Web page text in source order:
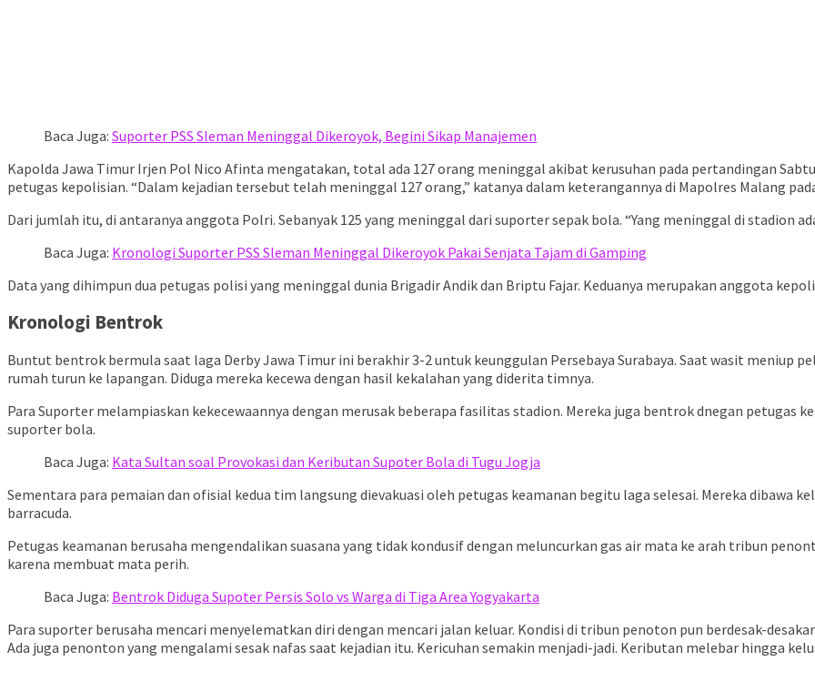
Baca Juga: Suporter PSS Sleman Meninggal Dikeroyok, Begini Sikap Manajemen
Kapolda Jawa Timur Irjen Pol Nico Afinta mengatakan, total ada 127 orang meninggal akibat kerusuhan pada pertandingan
petugas kepolisian. “Dalam kejadian tersebut telah meninggal 127 orang,” katanya dalam keterangannya di Mapolres Malang
Dari jumlah itu, di antaranya anggota Polri. Sebanyak 125 yang meninggal dari suporter sepak bola. “Yang meninggal di stadion
Baca Juga: Kronologi Suporter PSS Sleman Meninggal Dikeroyok Pakai Senjata Tajam di Gamping
Data yang dihimpun dua petugas polisi yang meninggal dunia Brigadir Andik dan Briptu Fajar. Keduanya merupakan anggota
Kronologi Bentrok
Buntut bentrok bermula saat laga Derby Jawa Timur ini berakhir 3-2 untuk keunggulan Persebaya Surabaya. Saat wasit meniup
rumah turun ke lapangan. Diduga mereka kecewa dengan hasil kekalahan yang diderita timnya.
Para Suporter melampiaskan kekecewaannya dengan merusak beberapa fasilitas stadion. Mereka juga bentrok dnegan petugas
suporter bola.
Baca Juga: Kata Sultan soal Provokasi dan Keributan Supoter Bola di Tugu Jogja
Sementara para pemaian dan ofisial kedua tim langsung dievakuasi oleh petugas keamanan begitu laga selesai. Mereka dibawa
barracuda.
Petugas keamanan berusaha mengendalikan suasana yang tidak kondusif dengan meluncurkan gas air mata ke arah tribun
karena membuat mata perih.
Baca Juga: Bentrok Diduga Supoter Persis Solo vs Warga di Tiga Area Yogyakarta
Para suporter berusaha mencari menyelematkan diri dengan mencari jalan keluar. Kondisi di tribun penoton pun berdesak-
Ada juga penonton yang mengalami sesak nafas saat kejadian itu. Kericuhan semakin menjadi-jadi. Keributan melebar hingga